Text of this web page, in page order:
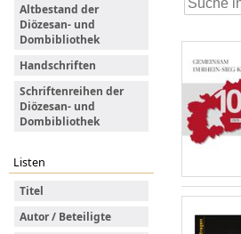
Altbestand der
Diözesan- und
Dombibliothek
Handschriften
Schriftenreihen der
Diözesan- und
Dombibliothek
Listen
Titel
Autor / Beteiligte